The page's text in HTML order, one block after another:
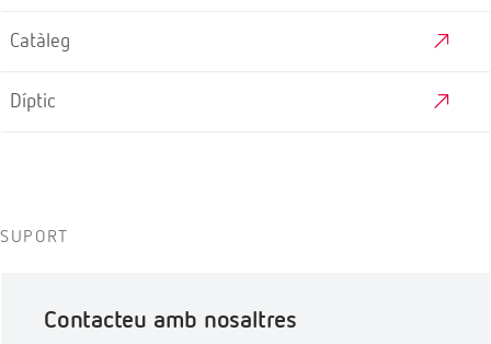
Catàleg
Díptic
SUPORT
Contacteu amb nosaltres